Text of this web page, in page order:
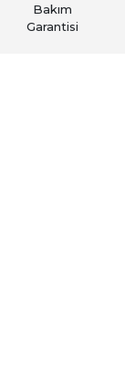
Bakım
Garantisi